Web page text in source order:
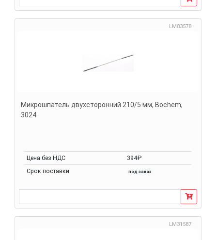
LM83578
Микрошпатель двухсторонний 210/5 мм, Bochem,
3024
Цена без НДС
394₽
Срок поставки
под заказ
LM31587